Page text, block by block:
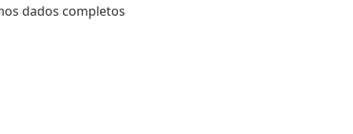
dados completos